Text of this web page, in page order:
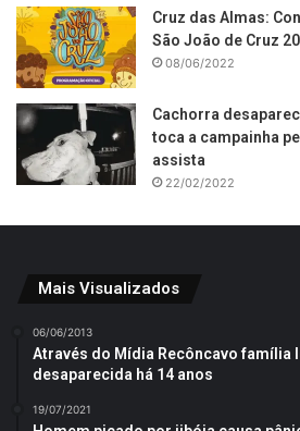
Cruz das Almas:
São João de Cruz
08/06/2022
Cachorra
toca a campainha
assista
22/02/2022
Mais Visualizados
06/06/2013
Através do Mídia Recôncavo família
desaparecida há 14 anos
19/07/2021